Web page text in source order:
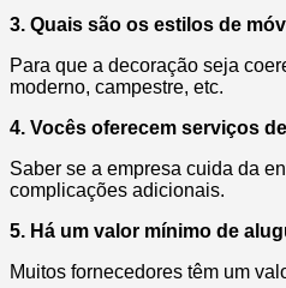
3. Quais são os estilos de
Para que a decoração seja
moderno, campestre, etc.
4. Vocês oferecem serviços
Saber se a empresa cuida da
complicações adicionais.
5. Há um valor mínimo de
Muitos fornecedores têm um